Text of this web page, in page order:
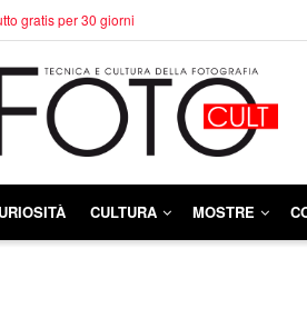
gratis per 30 giorni
CULTURA MOSTRE